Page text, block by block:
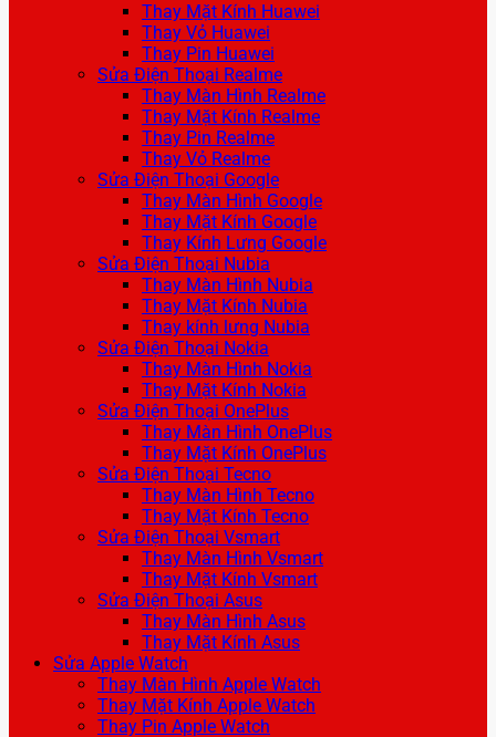
Thay Mặt Kính Huawei
Thay Vỏ Huawei
Thay Pin Huawei
Sửa Điện Thoại Realme
Thay Màn Hình Realme
Thay Mặt Kính Realme
Thay Pin Realme
Thay Vỏ Realme
Sửa Điện Thoại Google
Thay Màn Hình Google
Thay Mặt Kính Google
Thay Kính Lưng Google
Sửa Điện Thoại Nubia
Thay Màn Hình Nubia
Thay Mặt Kính Nubia
Thay kính lưng Nubia
Sửa Điện Thoại Nokia
Thay Màn Hình Nokia
Thay Mặt Kính Nokia
Sửa Điện Thoại OnePlus
Thay Màn Hình OnePlus
Thay Mặt Kính OnePlus
Sửa Điện Thoại Tecno
Thay Màn Hình Tecno
Thay Mặt Kính Tecno
Sửa Điện Thoại Vsmart
Thay Màn Hình Vsmart
Thay Mặt Kính Vsmart
Sửa Điện Thoại Asus
Thay Màn Hình Asus
Thay Mặt Kính Asus
Sửa Apple Watch
Thay Màn Hình Apple Watch
Thay Mặt Kính Apple Watch
Thay Pin Apple Watch